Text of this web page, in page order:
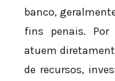
banco,
fins penais.
atuem
de recursos,